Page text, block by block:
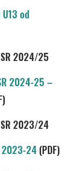
od
2024/25
2024-25 –
2023/24
2023-24 (PDF)